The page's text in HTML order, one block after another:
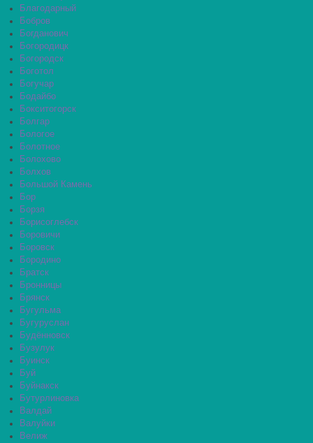
Благодарный
Бобров
Богданович
Богородицк
Богородск
Боготол
Богучар
Бодайбо
Бокситогорск
Болгар
Бологое
Болотное
Болохово
Болхов
Большой Камень
Бор
Борзя
Борисоглебск
Боровичи
Боровск
Бородино
Братск
Бронницы
Брянск
Бугульма
Бугуруслан
Будённовск
Бузулук
Буинск
Буй
Буйнакск
Бутурлиновка
Валдай
Валуйки
Велиж